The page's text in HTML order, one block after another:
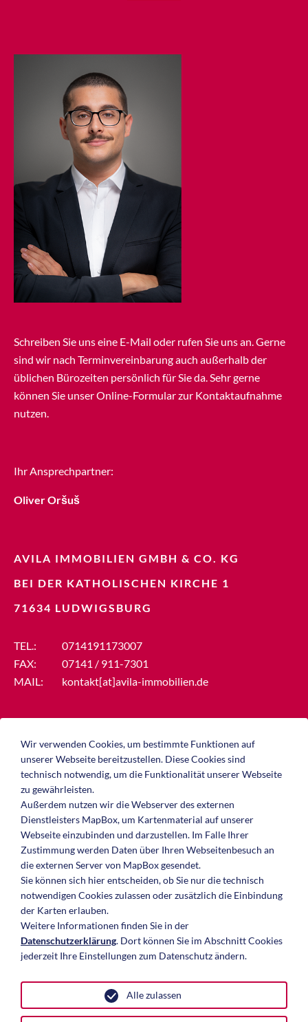
Schreiben Sie uns eine E-Mail oder rufen Sie uns an. Gerne
sind wir nach Terminvereinbarung auch außerhalb der
üblichen Bürozeiten persönlich für Sie da. Sehr gerne
können Sie unser Online-Formular zur Kontaktaufnahme
nutzen.
Ihr Ansprechpartner:
Oliver Oršuš
AVILA IMMOBILIEN GMBH & CO. KG
BEI DER KATHOLISCHEN KIRCHE 1
71634 LUDWIGSBURG
TEL.:
0714191173007
FAX:
07141 / 911-7301
MAIL:
kontakt[at]avila-immobilien.de
ANFAHRT ANZEIGEN
HOME
ÜBER UNS
INVESTOREN & EIGENTÜMER
NEWS
Wir verwenden Cookies, um bestimmte Funktionen auf
unserer Webseite bereitzustellen. Diese Cookies sind
technisch notwendig, um die Funktionalität unserer Webseite
zu gewährleisten.
Außerdem nutzen wir die Webserver des externen
Dienstleisters MapBox, um Kartenmaterial auf unserer
Webseite einzubinden und darzustellen. Im Falle Ihrer
Zustimmung werden Daten über Ihren Webseitenbesuch an
die externen Server von MapBox gesendet.
Sie können sich hier entscheiden, ob Sie nur die technisch
notwendigen Cookies zulassen oder zusätzlich die Einbindung
der Karten erlauben.
Weitere Informationen finden Sie in der
Datenschutzerklärung. Dort können Sie im Abschnitt Cookies
jederzeit Ihre Einstellungen zum Datenschutz ändern.
Alle zulassen